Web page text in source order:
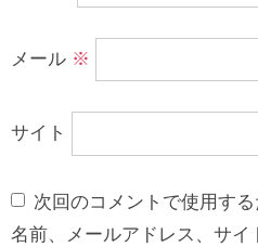
メール ※
サイト
次回のコメントで使用す
名前、メールアドレス、サイ